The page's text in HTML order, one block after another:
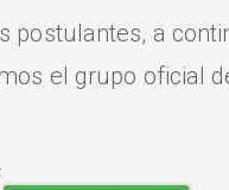
postulantes, a
el grupo oficial